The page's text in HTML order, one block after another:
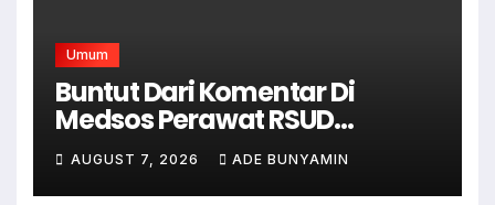
Umum
Buntut Dari Komentar Di
Medsos Perawat RSUD
Cicalengka Di Non Aktifkan
AUGUST 7, 2026 ADE BUNYAMIN